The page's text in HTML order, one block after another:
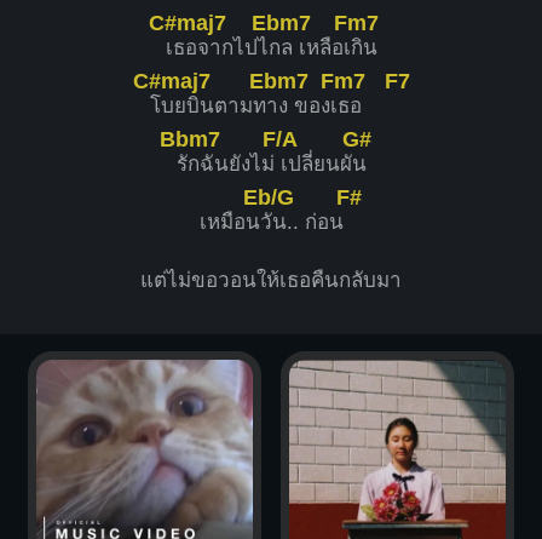
C#maj7
เธอจากไปไ
Ebm7
กล เหลือเ
Fm7
กิน
C#maj7
โบยบินตามท
Ebm7
าง ของเ
Fm7
ธอ
F7
Bbm7
รักฉันยังไม่
F/A
เปลี่ยนผั
G#
น
เหมือน
Eb/G
วัน.. ก่อน
F#
แต่ไม่ขอวอนให้เธอคืนกลับมา